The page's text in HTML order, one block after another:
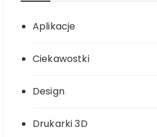
Aplikacje
Ciekawostki
Design
Drukarki 3D